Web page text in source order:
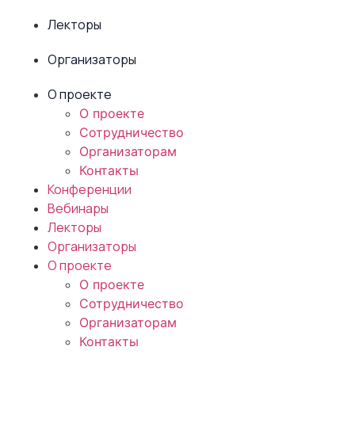
Лекторы
Организаторы
О проекте
О проекте
Сотрудничество
Организаторам
Контакты
Конференции
Вебинары
Лекторы
Организаторы
О проекте
О проекте
Сотрудничество
Организаторам
Контакты